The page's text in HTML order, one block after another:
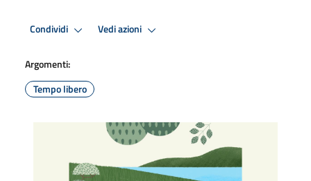
Condividi Vedi azioni
Argomenti:
Tempo libero